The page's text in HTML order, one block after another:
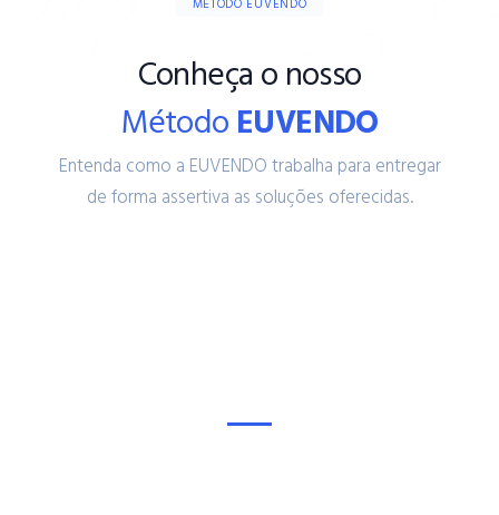
MÉTODO EUVENDO
Conheça o nosso
MétodoEUVENDO
Entenda como a EUVENDO trabalha para entregar
de forma assertiva as soluções oferecidas.